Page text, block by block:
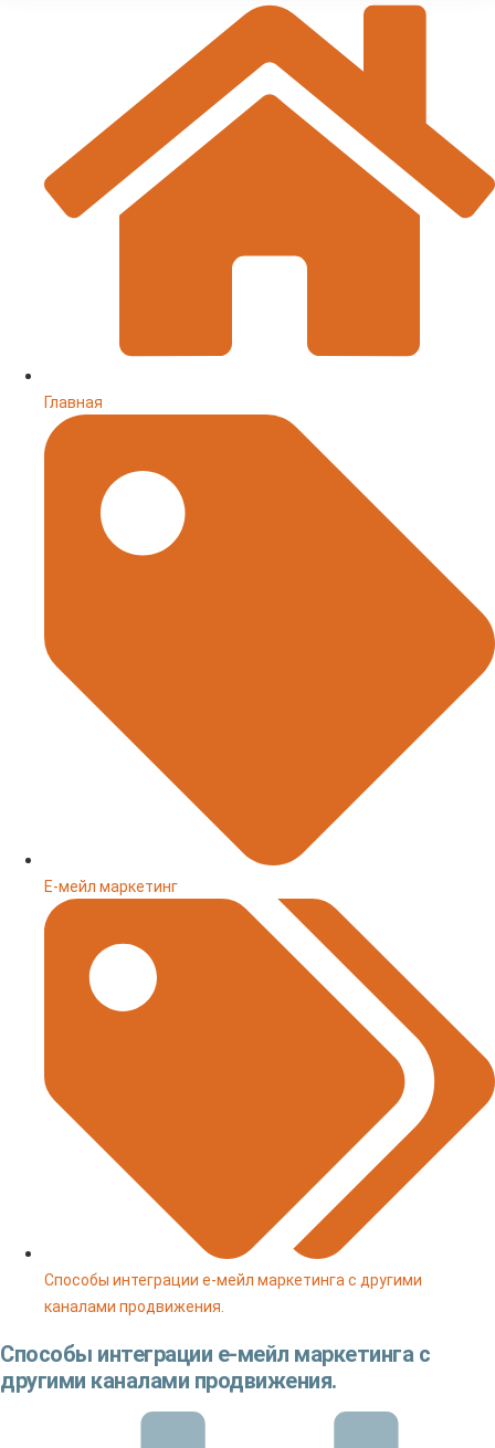
Главная
Е-мейл маркетинг
Способы интеграции е-мейл маркетинга с другими
каналами продвижения.
Способы интеграции е-мейл маркетинга с
другими каналами продвижения.